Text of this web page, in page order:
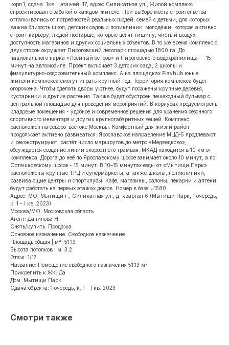
корп.1, сдача: 1кв. , этажей: 17, адрес Силикатная ул., Жилой комплекс
спроектирован с заботой о каждом жителе. При выборе места строительства
отталкивались от потребностей реальных людей: семей с детьми, для которых
важна близость школ, детских садов и поликлиник; молодёжи, которая активно
строит карьеру; людей постарше, которые ценят тишину, чистый воздух,
доступность магазинов и других социальных объектов. В то же время комплекс с
двух сторон окружает Пироговский лесопарк площадью 1800 га. До
национального парка «Лосиный остров» и Пироговского водохранилища — 15
минут на автомобиле. Проект включает 3 детских сада, 2 школы и
физкультурно-оздоровительный комплекс. А на площадках Playhub юные
жители комплекса смогут играть круглый год. Территория комплекса будет
огорожена. Чтобы сделать дворы уютнее, будут посажены крупные деревья,
кустарники и другие растения. Также будет обустроен пешеходный бульвар с
центральной площадью для проведения мероприятий. В корпусах предусмотрены
кладовые помещения - удобное и современное решения для хранения сезонного
спортивного инвентаря и других крупногабаритных вещей. Комплекс
расположен на северо-востоке Москвы. Комфортный для жизни район
продолжает активно развиваться: Ярославское направление МЦД-5 продлевают
и реконструируют, растёт число маршрутов до метро «Медведково»,
обсуждается создание линии скоростного трамвая. МКАД находится в 10 км от
комплекса. Дорога до неё по Ярославскому шоссе занимает около 10 минут, а по
Осташковскому шоссе - 15 минут. В 10–15 минутах езды от «Мытищи Парк»
расположены крупные ТРЦ и супермаркеты, а также школы, поликлиники,
развивающие центры и спортклубы. Кафе, магазины, салоны, пекарни и аптеки
будут работать на первых этажах домов. Номер в базе: J1580
Адрес: МО, Мытищи г., Силикатная ул., д. квартал 6 (Мытищи Парк, 1 очередь,
к. 1 - I кв. 2023)
Москва/МО: Московская область
Агент: Данилова Н.
Снять/купить: Продажа
Основное назначение: Свободное назначение
Площадь общая | м²: 51.13
Высота потолков | м: 3.2
Этаж: 1/17
Название: Помещение свободного назначения 51.13 м²
Прикрепить к ЖК: Да
Дом: Мытищи Парк
Сдача объекта: 1 очередь, к. 1 - I кв. 2023
Смотри также